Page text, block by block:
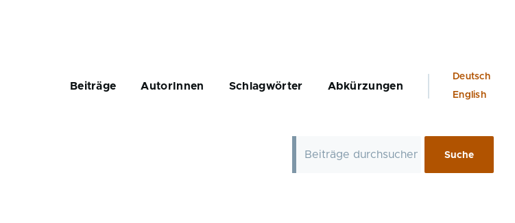
Beiträge AutorInnen Schlagwörter Abkürzungen
Language
switcher
Deutsch
English